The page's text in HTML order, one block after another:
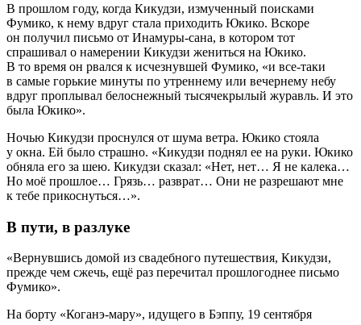
В прошлом году, когда Кикудзи, измученный поисками
Фумико, к нему вдруг стала приходить Юкико. Вскоре
он получил письмо от Инамуры-сана, в котором тот
спрашивал о намерении Кикудзи жениться на Юкико.
В то время он рвался к исчезнувшей Фумико, «и все-таки
в самые горькие минуты по утреннему или вечернему небу
вдруг проплывал белоснежный тысячекрылый журавль. И это
была Юкико».
Ночью Кикудзи проснулся от шума ветра. Юкико стояла
у окна. Ей было страшно. «Кикудзи поднял ее на руки. Юкико
обняла его за шею. Кикудзи сказал: «Нет, нет… Я не калека…
Но моё прошлое… Грязь… разврат… Они не разрешают мне
к тебе прикоснуться…».
В пути, в разлуке
«Вернувшись домой из свадебного путешествия, Кикудзи,
прежде чем сжечь, ещё раз перечитал прошлогоднее письмо
Фумико».
На борту «Коганэ-мару», идущего в Бэппу, 19 сентября